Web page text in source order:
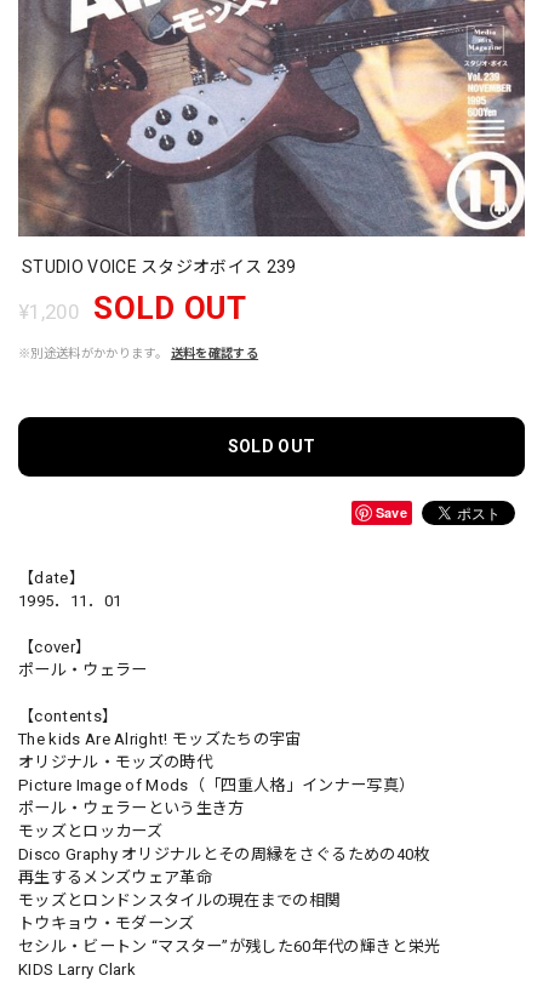
STUDIO VOICE スタジオボイス 239
¥1,200 SOLD OUT
※別途送料がかかります。 送料を確認する
SOLD OUT
Save
【date】
1995．11．01
【cover】
ポール・ウェラー
【contents】
The kids Are Alright! モッズたちの宇宙
オリジナル・モッズの時代
Picture Image of Mods（「四重人格」インナー写真）
ポール・ウェラーという生き方
モッズとロッカーズ
Disco Graphy オリジナルとその周縁をさぐるための40枚
再生するメンズウェア革命
モッズとロンドンスタイルの現在までの相関
トウキョウ・モダーンズ
セシル・ビートン “マスター”が残した60年代の輝きと栄光
KIDS Larry Clark